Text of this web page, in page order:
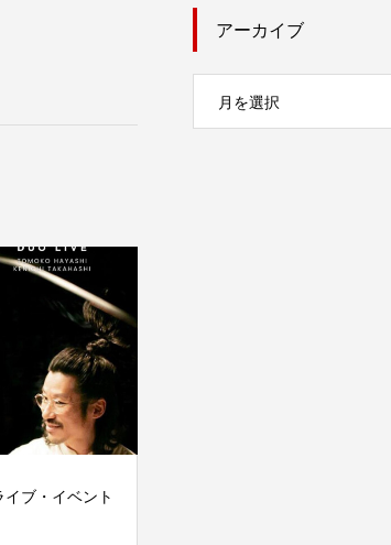
ブ・イベント
アーカイブ
月を選択